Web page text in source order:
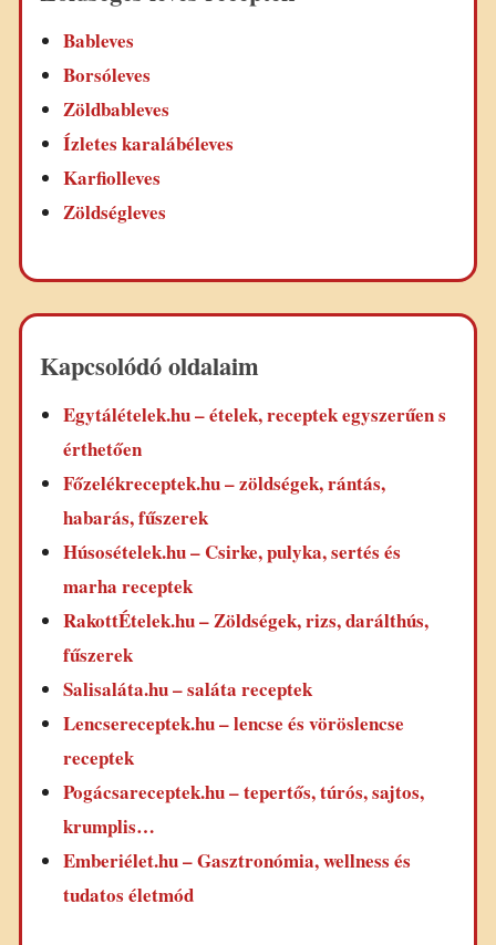
Bableves
Borsóleves
Zöldbableves
Ízletes karalábéleves
Karfiolleves
Zöldségleves
Kapcsolódó oldalaim
Egytálételek.hu – ételek, receptek egyszerűen s
érthetően
Főzelékreceptek.hu – zöldségek, rántás,
habarás, fűszerek
Húsosételek.hu – Csirke, pulyka, sertés és
marha receptek
RakottÉtelek.hu – Zöldségek, rizs, darálthús,
fűszerek
Salisaláta.hu – saláta receptek
Lencsereceptek.hu – lencse és vöröslencse
receptek
Pogácsareceptek.hu – tepertős, túrós, sajtos,
krumplis…
Emberiélet.hu – Gasztronómia, wellness és
tudatos életmód